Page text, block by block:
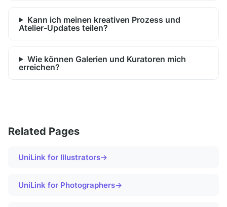
Kann ich meinen kreativen Prozess und
Atelier-Updates teilen?
Wie können Galerien und Kuratoren mich
erreichen?
Related Pages
UniLink for Illustrators→
UniLink for Photographers→